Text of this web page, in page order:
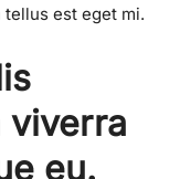
est eget mi.
viverra
eu.